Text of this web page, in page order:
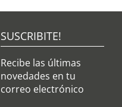
SUSCRIBITE!
Recibe las últimas
novedades en tu
correo electrónico